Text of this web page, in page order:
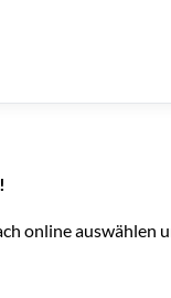
online auswählen